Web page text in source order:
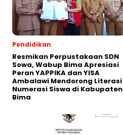
Pendidikan
Resmikan Perpustakaan SDN
Sowa, Wabup Bima Apresiasi
Peran YAPPIKA dan YISA
Ambalawi Mendorong Literasi
Numerasi Siswa di Kabupaten
Bima